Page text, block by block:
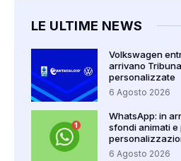
LE ULTIME NEWS
Volkswagen
arrivano
personalizzate
6 Agosto 2026
WhatsApp: in
sfondi animati e
6 Agosto 2026